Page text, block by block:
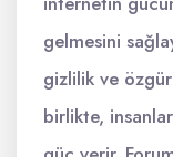
gelmesini
gizlilik ve
birlikte,